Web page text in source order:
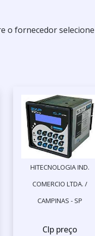
o fornecedor selecione
HITECNOLOGIA IND.
COMERCIO LTDA. /
CAMPINAS - SP
Clp preço